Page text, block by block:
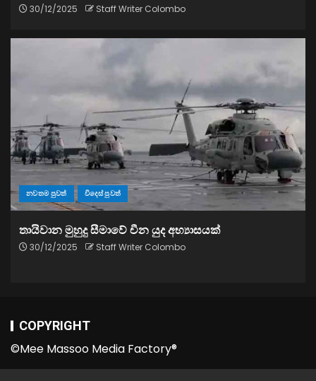
30/12/2025 Staff Writer Colombo
නවතම පුවත් විදෙස් පුවත්
තායිවාන මුහුදු සීමාවේ චීන යුද අභ්‍යාසයක්
30/12/2025 Staff Writer Colombo
COPYRIGHT
©Mee Massoo Media Factory®